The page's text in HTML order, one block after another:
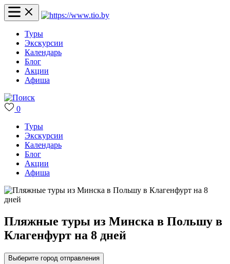
Туры
Экскурсии
Календарь
Блог
Акции
Афиша
0
Туры
Экскурсии
Календарь
Блог
Акции
Афиша
Пляжные туры из Минска в Польшу в
Клагенфурт на 8 дней
Выберите город отправления